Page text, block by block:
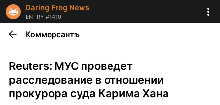
Daring Frog News
ENTRY #1410
Коммерсантъ
Reuters: МУС проведет
расследование в отношении
прокурора суда Карима Хана